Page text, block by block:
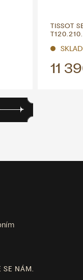
TISSOT
11
SE NÁM.